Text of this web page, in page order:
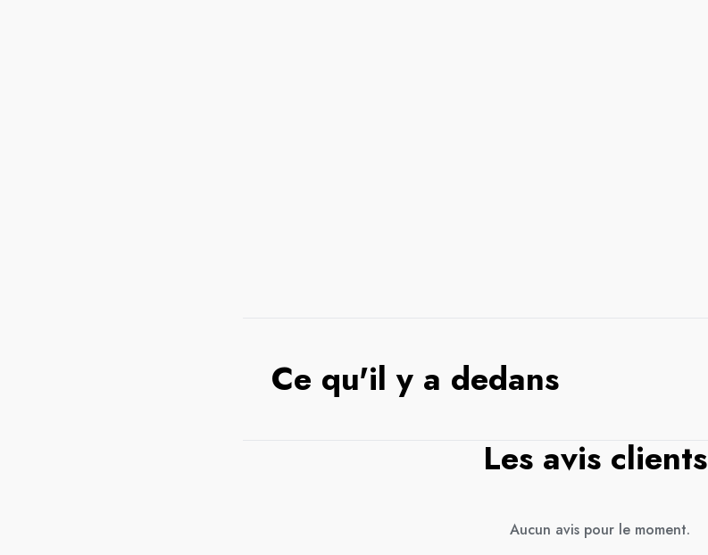
Ce qu'il y a dedans
Les avis clients
Aucun avis pour le moment.